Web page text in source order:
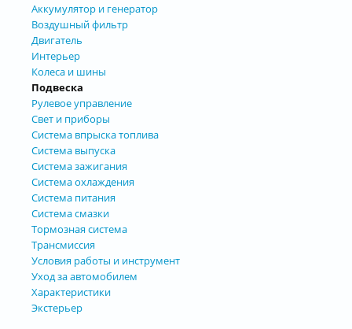
Аккумулятор и генератор
Воздушный фильтр
Двигатель
Интерьер
Колеса и шины
Подвеска
Рулевое управление
Свет и приборы
Система впрыска топлива
Система выпуска
Система зажигания
Система охлаждения
Система питания
Система смазки
Тормозная система
Трансмиссия
Условия работы и инструмент
Уход за автомобилем
Характеристики
Экстерьер